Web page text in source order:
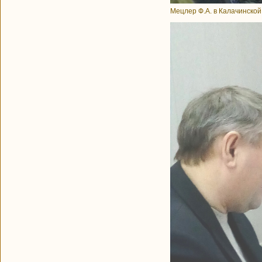
Мецлер Ф.А. в